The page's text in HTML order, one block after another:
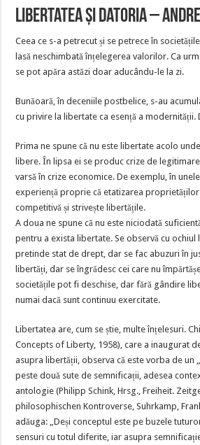
Libertatea și datoria –
Ceea ce s-a petrecut și se petrece în
lasă neschimbată înțelegerea valorilor. Ca
se pot apăra astăzi doar aducându-le la zi.
Bunăoară, în deceniile postbelice, s-au
cu privire la libertate ca esență a
Prima ne spune că nu este libertate acolo
libere. În lipsa ei se produc crize de
varsă în crize economice. De exemplu, în
experiență proprie că etatizarea
competitivă și strivește libertățile.
A doua ne spune că nu este niciodată
pentru a exista libertate. Se observă cu ochiul
pretinde stat de drept, dar se fac abuzuri în
libertăți, dar se îngrădesc cei care nu
societățile pot fi deschise, dar fără gândire
numai dacă sunt continuu exercitate.
Libertatea are, cum se știe, multe înțelesuri.
Concepts of Liberty, 1958), care a inaugurat
asupra libertății, observa că este vorba de un
peste două sute de semnificații, adesea
antologie (Philipp Schink, Hrsg., Freiheit.
philosophischen Kontroverse, Suhrkamp,
adăuga: „Deși conceptul este pe buzele
sensuri cu totul diferite, iar asupra